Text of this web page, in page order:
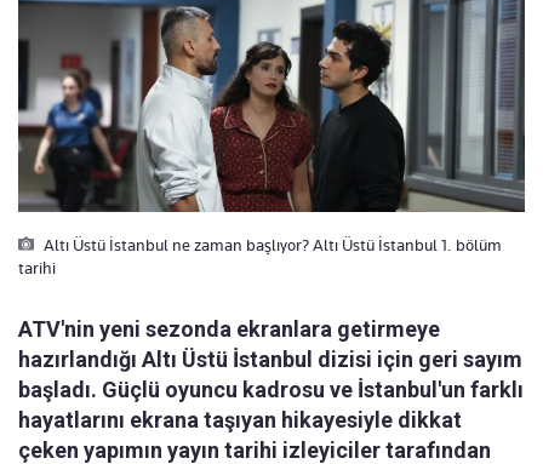
Altı Üstü İstanbul ne zaman başlıyor? Altı Üstü İstanbul 1. bölüm
tarihi
ATV'nin yeni sezonda ekranlara getirmeye
hazırlandığı Altı Üstü İstanbul dizisi için geri sayım
başladı. Güçlü oyuncu kadrosu ve İstanbul'un farklı
hayatlarını ekrana taşıyan hikayesiyle dikkat
çeken yapımın yayın tarihi izleyiciler tarafından